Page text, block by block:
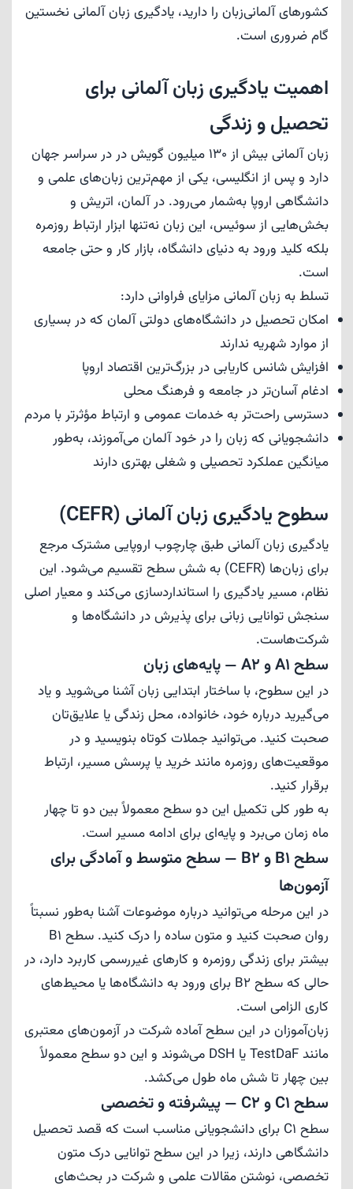
کشورهای آلمانی‌زبان را دارید، یادگیری زبان آلمانی نخستین
گام ضروری است.
اهمیت یادگیری زبان آلمانی برای
تحصیل و زندگی
زبان آلمانی بیش از 130 میلیون گویش در در سراسر جهان
دارد و پس از انگلیسی، یکی از مهم‌ترین زبان‌های علمی و
دانشگاهی اروپا به‌شمار می‌رود. در آلمان، اتریش و
بخش‌هایی از سوئیس، این زبان نه‌تنها ابزار ارتباط روزمره
بلکه کلید ورود به دنیای دانشگاه، بازار کار و حتی جامعه
است.
تسلط به زبان آلمانی مزایای فراوانی دارد:
امکان تحصیل در دانشگاه‌های دولتی آلمان که در بسیاری
از موارد شهریه ندارند
افزایش شانس کاریابی در بزرگ‌ترین اقتصاد اروپا
ادغام آسان‌تر در جامعه و فرهنگ محلی
دسترسی راحت‌تر به خدمات عمومی و ارتباط مؤثرتر با مردم
دانشجویانی که زبان را در خود آلمان می‌آموزند، به‌طور
میانگین عملکرد تحصیلی و شغلی بهتری دارند
سطوح یادگیری زبان آلمانی (CEFR)
یادگیری زبان آلمانی طبق چارچوب اروپایی مشترک مرجع
برای زبان‌ها (CEFR) به شش سطح تقسیم می‌شود. این
نظام، مسیر یادگیری را استانداردسازی می‌کند و معیار اصلی
سنجش توانایی زبانی برای پذیرش در دانشگاه‌ها و
شرکت‌هاست.
سطح A1 و A2 — پایه‌های زبان
در این سطوح، با ساختار ابتدایی زبان آشنا می‌شوید و یاد
می‌گیرید درباره خود، خانواده، محل زندگی یا علایق‌تان
صحبت کنید. می‌توانید جملات کوتاه بنویسید و در
موقعیت‌های روزمره مانند خرید یا پرسش مسیر، ارتباط
برقرار کنید.
به طور کلی تکمیل این دو سطح معمولاً بین دو تا چهار
ماه زمان می‌برد و پایه‌ای برای ادامه مسیر است.
سطح B1 و B2 — سطح متوسط و آمادگی برای
آزمون‌ها
در این مرحله می‌توانید درباره موضوعات آشنا به‌طور نسبتاً
روان صحبت کنید و متون ساده را درک کنید. سطح B1
بیشتر برای زندگی روزمره و کارهای غیررسمی کاربرد دارد، در
حالی که سطح B2 برای ورود به دانشگاه‌ها یا محیط‌های
کاری الزامی است.
زبان‌آموزان در این سطح آماده شرکت در آزمون‌های معتبری
مانند TestDaF یا DSH می‌شوند و این دو سطح معمولاً
بین چهار تا شش ماه طول می‌کشد.
سطح C1 و C2 — پیشرفته و تخصصی
سطح C1 برای دانشجویانی مناسب است که قصد تحصیل
دانشگاهی دارند، زیرا در این سطح توانایی درک متون
تخصصی، نوشتن مقالات علمی و شرکت در بحث‌های